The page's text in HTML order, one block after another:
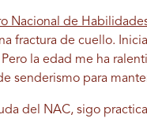
Nacional de
fractura de cuello.
la edad me ha
senderismo para
del NAC, sigo